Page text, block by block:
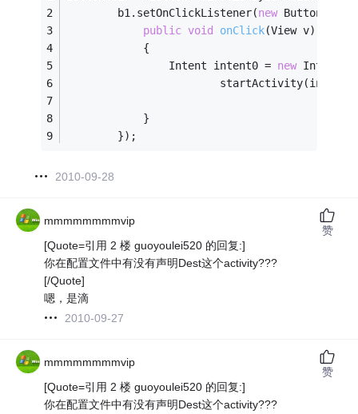
    	b1.setOnClickListener(
new
public void onClick(View v)
    		{
    			Intent intent0 =
new
    		}
    	});
2010-09-28
mmmmmmmmvip
[Quote=引用 2 楼 guoyoulei520 的回复:]
你在配置文件中有没有声明Dest这个activity???
[/Quote]
嗯，是滴
2010-09-27
赞
mmmmmmmmvip
[Quote=引用 2 楼 guoyoulei520 的回复:]
你在配置文件中有没有声明Dest这个activity???
赞